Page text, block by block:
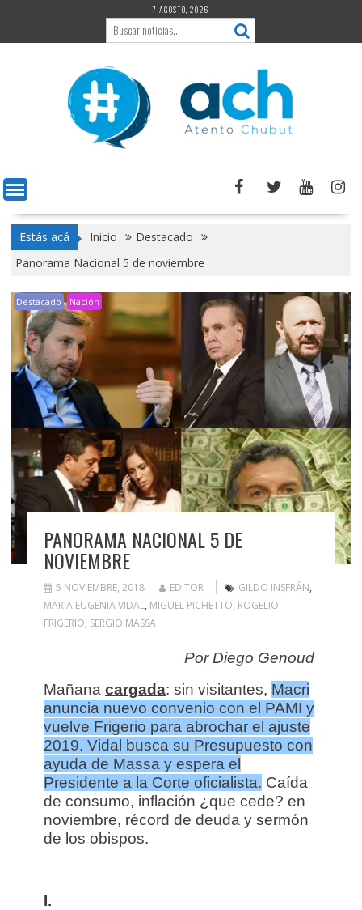
contenido
7 AGOSTO, 2026
Estás acá Inicio
Destacado
Panorama Nacional 5 de noviembre
Destacado Nación
PANORAMA NACIONAL 5 DE
NOVIEMBRE
5 NOVIEMBRE, 2018 EDITOR GILDO INSFRÁN,
MARIA EUGENIA VIDAL, MIGUEL PICHETTO, ROGELIO
FRIGERIO, SERGIO MASSA
Por Diego Genoud
Mañana cargada: sin visitantes, Macri
anuncia nuevo convenio con el PAMI y
vuelve Frigerio para abrochar el ajuste
2019. Vidal busca su Presupuesto con
ayuda de Massa y espera el
Presidente a la Corte oficialista. Caída
de consumo, inflación ¿que cede? en
noviembre, récord de deuda y sermón
de los obispos.
I.